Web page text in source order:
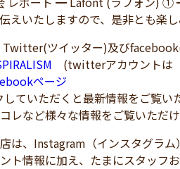
えいたしますので、是非とも楽
ツイッター)及び
(twitterアカウントは
ページ
ていただくと最新情報をご覧い
レなど様々な情報をご覧いただ
、Instagram（インスタグラム
ト情報に加え、たまにスタッフ